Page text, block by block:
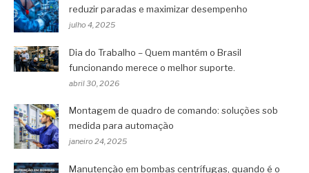
reduzir paradas e maximizar desempenho
julho 4, 2025
Dia do Trabalho – Quem mantém o Brasil
funcionando merece o melhor suporte.
abril 30, 2026
Montagem de quadro de comando: soluções sob
medida para automação
janeiro 24, 2025
Manutenção em bombas centrífugas, quando é o